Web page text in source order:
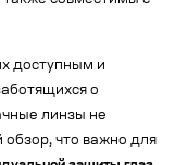
доступным и
о
линзы не
что важно для